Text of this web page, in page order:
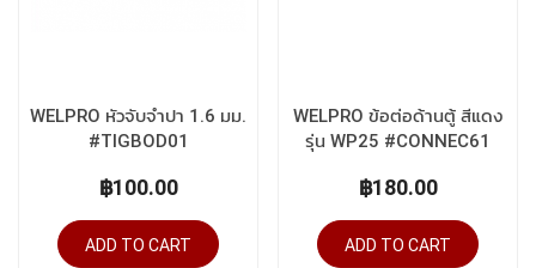
WELPRO หัวจับจำปา 1.6 มม.
#TIGBOD01
฿100.00
ADD TO CART
WELPRO ข้อต่อด้านตู้ สีแดง
รุ่น WP25 #CONNEC61
฿180.00
ADD TO CART